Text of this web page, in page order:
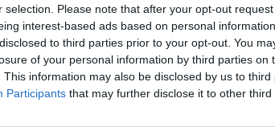
selection. Please note that after your opt-out
interest-based ads based on personal
to third parties prior to your opt-out. You
of your personal information by third parties on
This information may also be disclosed by us to
Participants that may further disclose it to other third
el país. La Federación Internacional
promotora del Mundial de
cabo la cita durante esta temporada.
de la prueba afirma queno puede
el evento, según ha anunciado la FIM